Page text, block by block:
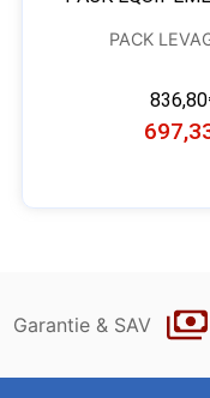
PACK
836,80
Garantie & SAV